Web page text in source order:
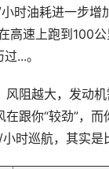
时油耗进一步
高速上跑到100
...。
风阻越大，发动
在跟你“较劲”，
时巡航，其实是